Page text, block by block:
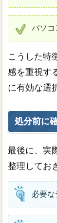
パソコ
こうした特
感を重視す
に有効な選
処分前に
最後に、実
整理してお
必要な